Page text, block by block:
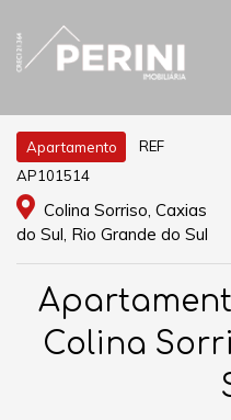
Apartamento
REF
AP101514
Colina Sorriso, Caxias
do Sul, Rio Grande do Sul
Colina